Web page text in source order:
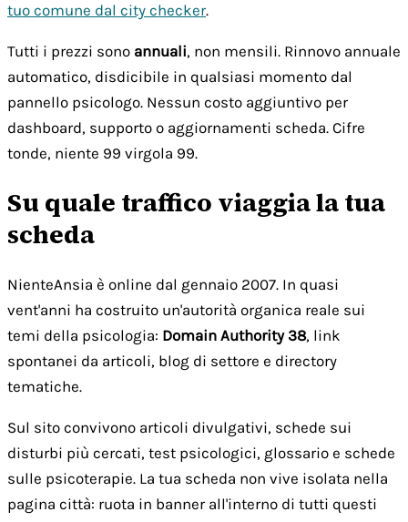
tuo comune dal city checker.
Tutti i prezzi sono annuali, non mensili. Rinnovo annuale
automatico, disdicibile in qualsiasi momento dal
pannello psicologo. Nessun costo aggiuntivo per
dashboard, supporto o aggiornamenti scheda. Cifre
tonde, niente 99 virgola 99.
Su quale traffico viaggia la tua
scheda
NienteAnsia è online dal gennaio 2007. In quasi
vent'anni ha costruito un'autorità organica reale sui
temi della psicologia: Domain Authority 38, link
spontanei da articoli, blog di settore e directory
tematiche.
Sul sito convivono articoli divulgativi, schede sui
disturbi più cercati, test psicologici, glossario e schede
sulle psicoterapie. La tua scheda non vive isolata nella
pagina città: ruota in banner all'interno di tutti questi